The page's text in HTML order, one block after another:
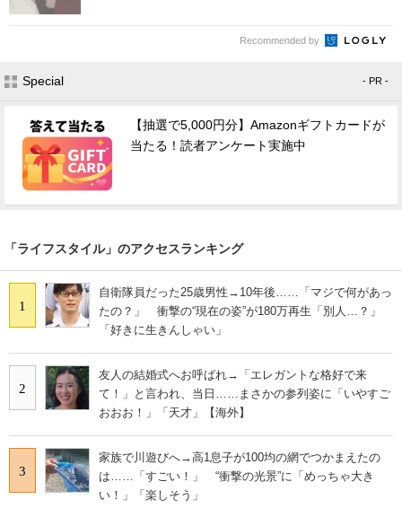
Recommended by
Special - PR -
【抽選で5,000円分】Amazonギフトカードが
当たる！読者アンケート実施中
「ライフスタイル」のアクセスランキング
1
自衛隊員だった25歳男性→10年後……「マジで何があっ
たの？」 衝撃の“現在の姿”が180万再生「別人…？」
「好きに生きんしゃい」
2
友人の結婚式へお呼ばれ→「エレガントな格好で来
て！」と言われ、当日……まさかの参列姿に「いやすご
おおお！」「天才」【海外】
3
家族で川遊びへ→高1息子が100均の網でつかまえたの
は……「すごい！」 “衝撃の光景”に「めっちゃ大き
い！」「楽しそう」